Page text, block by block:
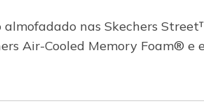
nas Skechers
Air-Cooled Memory Foam®